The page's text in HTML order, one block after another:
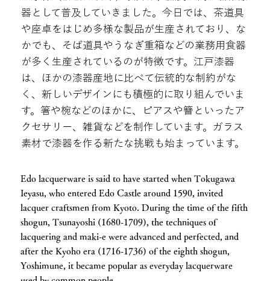
器として普及していきました。今日では、茶道具
や座卓をはじめ多様な製品が生産されており、な
かでも、そば道具やうなぎ重箱などの業務用食器
が多く生産されているのが特徴です。江戸漆器
は、ほかの漆器産地に比べて伝統的な制約がな
く、新しいデザインにも積極的に取り組んでいま
す。箸や椀などのほかに、ピアスや簪といったア
クセサリー、雑貨などを制作しています。ガラス
素材で漆器を作る新たな挑戦も始まっています。
Edo lacquerware is said to have started when Tokugawa
Ieyasu, who entered Edo Castle around 1590, invited
lacquer craftsmen from Kyoto. During the time of the fifth
shogun, Tsunayoshi (1680-1709), the techniques of
lacquering and maki-e were advanced and perfected, and
after the Kyoho era (1716-1736) of the eighth shogun,
Yoshimune, it became popular as everyday lacquerware